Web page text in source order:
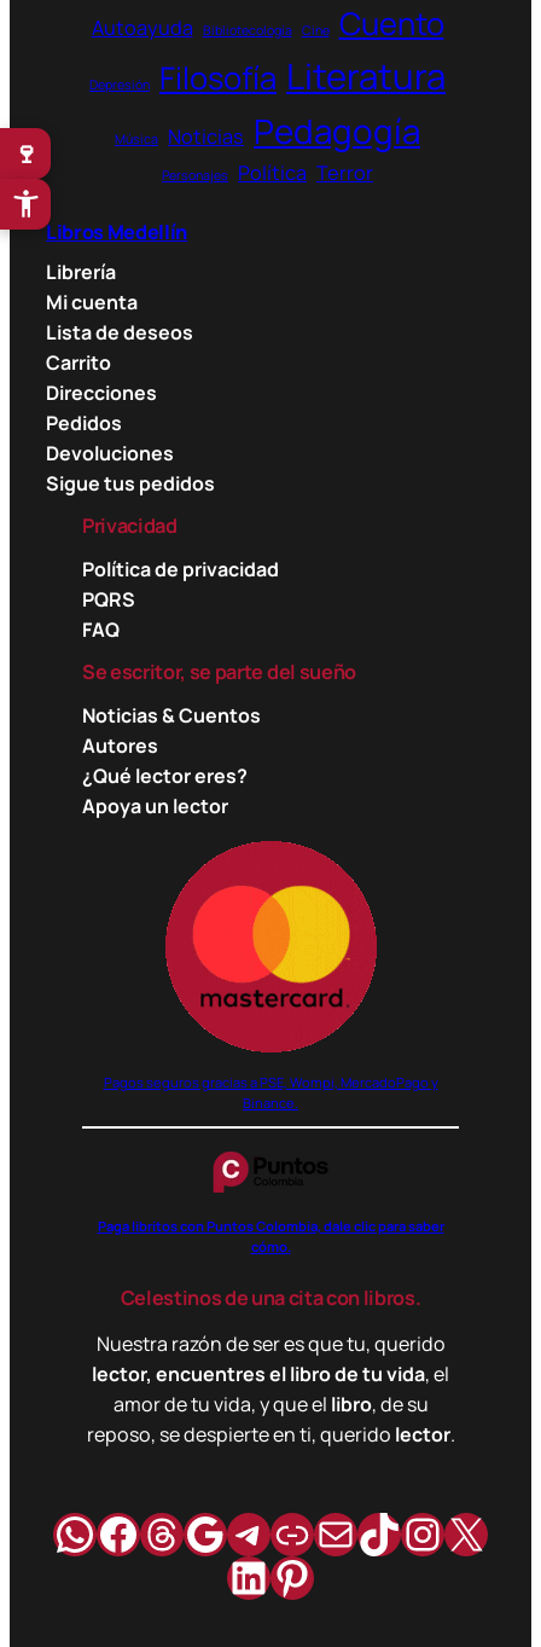
Autoayuda Bibliotecología Cine Cuento
Depresión Filosofía Literatura
Música Noticias Pedagogía
Personajes Política Terror
Libros Medellín
Librería
Mi cuenta
Lista de deseos
Carrito
Direcciones
Pedidos
Devoluciones
Sigue tus pedidos
Privacidad
Política de privacidad
PQRS
FAQ
Se escritor, se parte del sueño
Noticias & Cuentos
Autores
¿Qué lector eres?
Apoya un lector
Pagos seguros gracias a PSE, Wompi, MercadoPago y
Binance.
Paga libritos con Puntos Colombia, dale clic para saber
cómo.
Celestinos de una cita con libros.
Nuestra razón de ser es que tu, querido
lector, encuentres el libro de tu vida, el
amor de tu vida, y que el libro, de su
reposo, se despierte en ti, querido lector.
WhatsApp
Facebook
Hilos
Google
Telegram
Enlace
Correo
TikTok
X
LinkedIn
Pinterest
🍷